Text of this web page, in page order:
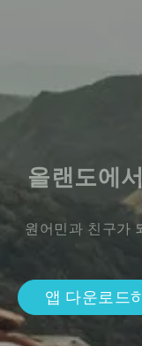
올랜도에
원어민과 친구가
앱 다운로드